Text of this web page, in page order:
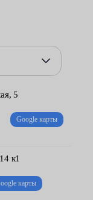
в исходное
от 6000
5
Google карты
к1
карты